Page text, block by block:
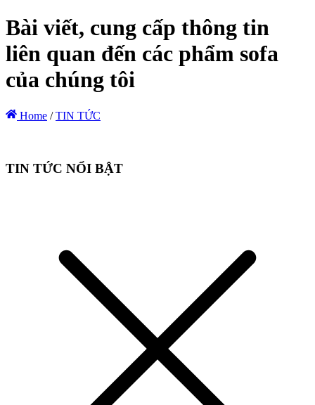
Bài viết, cung cấp thông tin
liên quan đến các phẩm sofa
của chúng tôi
Home / TIN TỨC
TIN TỨC NỔI BẬT